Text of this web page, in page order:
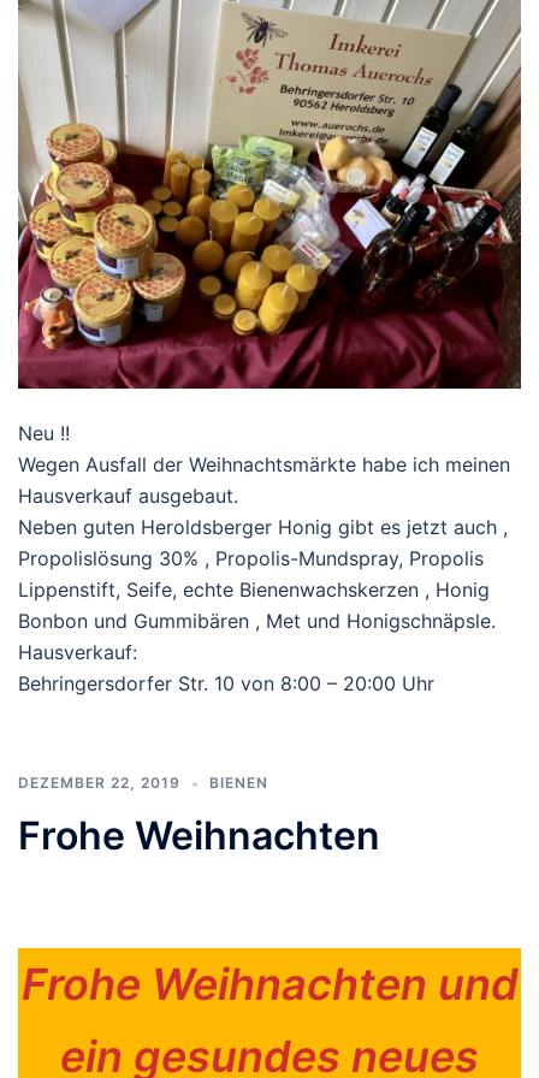
Neu !!
Wegen Ausfall der Weihnachtsmärkte habe ich meinen
Hausverkauf ausgebaut.
Neben guten Heroldsberger Honig gibt es jetzt auch ,
Propolislösung 30% , Propolis-Mundspray, Propolis
Lippenstift, Seife, echte Bienenwachskerzen , Honig
Bonbon und Gummibären , Met und Honigschnäpsle.
Hausverkauf:
Behringersdorfer Str. 10 von 8:00 – 20:00 Uhr
DEZEMBER 22, 2019 BIENEN
Frohe Weihnachten
Frohe Weihnachten und
ein gesundes neues